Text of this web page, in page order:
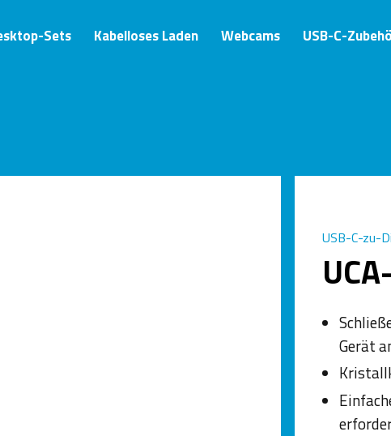
Sets Kabelloses Laden Webcams USB-C-
USB-C-zu-
Gerät